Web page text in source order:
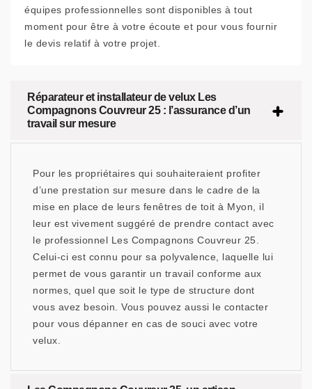
équipes professionnelles sont disponibles à tout
moment pour être à votre écoute et pour vous fournir
le devis relatif à votre projet.
Réparateur et installateur de velux Les
Compagnons Couvreur 25 : l’assurance d’un
travail sur mesure
Pour les propriétaires qui souhaiteraient profiter
d’une prestation sur mesure dans le cadre de la
mise en place de leurs fenêtres de toit à Myon, il
leur est vivement suggéré de prendre contact avec
le professionnel Les Compagnons Couvreur 25.
Celui-ci est connu pour sa polyvalence, laquelle lui
permet de vous garantir un travail conforme aux
normes, quel que soit le type de structure dont
vous avez besoin. Vous pouvez aussi le contacter
pour vous dépanner en cas de souci avec votre
velux.